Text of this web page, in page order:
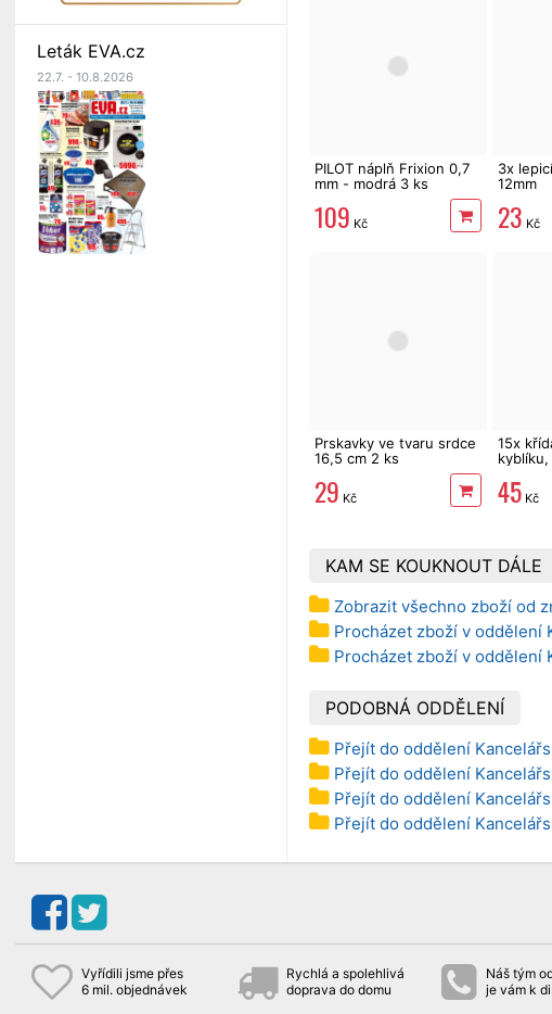
Leták EVA.cz
22.7. - 10.8.2026
PILOT náplň Frixion 0,7
mm - modrá 3 ks
109 Kč
3x
12mm
23 Kč
Prskavky ve tvaru srdce
16,5 cm 2 ks
29 Kč
15x
45Kč
KAM SE KOUKNOUT DÁLE
Zobrazit všechno zboží od
Procházet zboží v oddělení
Procházet zboží v oddělení
PODOBNÁ ODDĚLENÍ
Přejít do oddělení
Přejít do oddělení
Přejít do oddělení
Přejít do oddělení
Vyřídili jsme přes
6 mil. objednávek
Rychlá a spolehlivá
doprava do domu
Náš tým
je vám k